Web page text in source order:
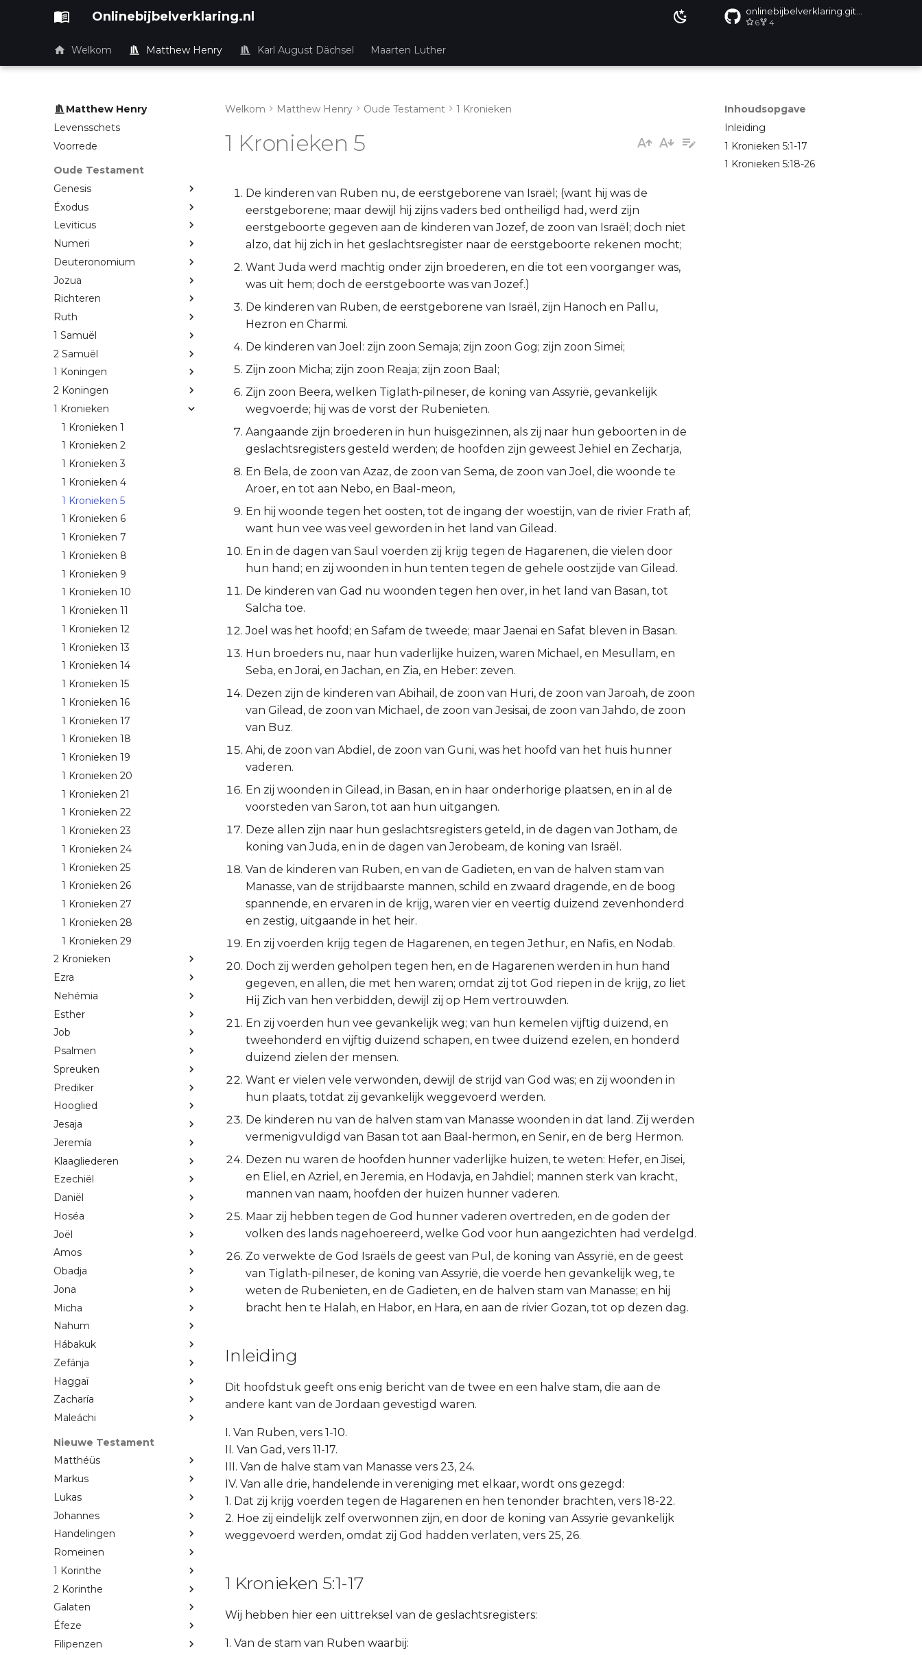
Onlinebijbelverklaring.nl 6 4
Welkom Matthew Henry Karl August Dächsel Maarten Luther
Matthew Henry
Levensschets
Voorrede
Oude Testament
Genesis
Éxodus
Leviticus
Numeri
Deuteronomium
Jozua
Richteren
Ruth
1 Samuël
2 Samuël
1 Koningen
2 Koningen
1 Kronieken
1 Kronieken 1
1 Kronieken 2
1 Kronieken 3
1 Kronieken 4
1 Kronieken 5
1 Kronieken 6
1 Kronieken 7
1 Kronieken 8
1 Kronieken 9
1 Kronieken 10
1 Kronieken 11
1 Kronieken 12
1 Kronieken 13
1 Kronieken 14
1 Kronieken 15
1 Kronieken 16
1 Kronieken 17
1 Kronieken 18
1 Kronieken 19
1 Kronieken 20
1 Kronieken 21
1 Kronieken 22
1 Kronieken 23
1 Kronieken 24
1 Kronieken 25
1 Kronieken 26
1 Kronieken 27
1 Kronieken 28
1 Kronieken 29
2 Kronieken
Ezra
Nehémia
Esther
Job
Psalmen
Spreuken
Prediker
Hooglied
Jesaja
Jeremía
Klaagliederen
Ezechiël
Daniël
Hoséa
Joël
Amos
Obadja
Jona
Micha
Nahum
Hábakuk
Zefánja
Haggaï
Zacharía
Maleáchi
Nieuwe Testament
Matthéüs
Markus
Lukas
Johannes
Handelingen
Romeinen
1 Korinthe
2 Korinthe
Galaten
Éfeze
Filipenzen
Inhoudsopgave
Inleiding
1 Kronieken 5:1-17
1 Kronieken 5:18-26
Welkom Matthew Henry Oude Testament 1 Kronieken
1 Kronieken 5
De kinderen van Ruben nu, de eerstgeborene van Israël; (want hij was de
eerstgeborene; maar dewijl hij zijns vaders bed ontheiligd had, werd zijn
eerstgeboorte gegeven aan de kinderen van Jozef, de zoon van Israël; doch niet
alzo, dat hij zich in het geslachtsregister naar de eerstgeboorte rekenen mocht;
Want Juda werd machtig onder zijn broederen, en die tot een voorganger was,
was uit hem; doch de eerstgeboorte was van Jozef.)
De kinderen van Ruben, de eerstgeborene van Israël, zijn Hanoch en Pallu,
Hezron en Charmi.
De kinderen van Joel: zijn zoon Semaja; zijn zoon Gog; zijn zoon Simei;
Zijn zoon Micha; zijn zoon Reaja; zijn zoon Baal;
Zijn zoon Beera, welken Tiglath-pilneser, de koning van Assyrië, gevankelijk
wegvoerde; hij was de vorst der Rubenieten.
Aangaande zijn broederen in hun huisgezinnen, als zij naar hun geboorten in de
geslachtsregisters gesteld werden; de hoofden zijn geweest Jehiel en Zecharja,
En Bela, de zoon van Azaz, de zoon van Sema, de zoon van Joel, die woonde te
Aroer, en tot aan Nebo, en Baal-meon,
En hij woonde tegen het oosten, tot de ingang der woestijn, van de rivier Frath af;
want hun vee was veel geworden in het land van Gilead.
En in de dagen van Saul voerden zij krijg tegen de Hagarenen, die vielen door
hun hand; en zij woonden in hun tenten tegen de gehele oostzijde van Gilead.
De kinderen van Gad nu woonden tegen hen over, in het land van Basan, tot
Salcha toe.
Joel was het hoofd; en Safam de tweede; maar Jaenai en Safat bleven in Basan.
Hun broeders nu, naar hun vaderlijke huizen, waren Michael, en Mesullam, en
Seba, en Jorai, en Jachan, en Zia, en Heber: zeven.
Dezen zijn de kinderen van Abihail, de zoon van Huri, de zoon van Jaroah, de zoon
van Gilead, de zoon van Michael, de zoon van Jesisai, de zoon van Jahdo, de zoon
van Buz.
Ahi, de zoon van Abdiel, de zoon van Guni, was het hoofd van het huis hunner
vaderen.
En zij woonden in Gilead, in Basan, en in haar onderhorige plaatsen, en in al de
voorsteden van Saron, tot aan hun uitgangen.
Deze allen zijn naar hun geslachtsregisters geteld, in de dagen van Jotham, de
koning van Juda, en in de dagen van Jerobeam, de koning van Israël.
Van de kinderen van Ruben, en van de Gadieten, en van de halven stam van
Manasse, van de strijdbaarste mannen, schild en zwaard dragende, en de boog
spannende, en ervaren in de krijg, waren vier en veertig duizend zevenhonderd
en zestig, uitgaande in het heir.
En zij voerden krijg tegen de Hagarenen, en tegen Jethur, en Nafis, en Nodab.
Doch zij werden geholpen tegen hen, en de Hagarenen werden in hun hand
gegeven, en allen, die met hen waren; omdat zij tot God riepen in de krijg, zo liet
Hij Zich van hen verbidden, dewijl zij op Hem vertrouwden.
En zij voerden hun vee gevankelijk weg; van hun kemelen vijftig duizend, en
tweehonderd en vijftig duizend schapen, en twee duizend ezelen, en honderd
duizend zielen der mensen.
Want er vielen vele verwonden, dewijl de strijd van God was; en zij woonden in
hun plaats, totdat zij gevankelijk weggevoerd werden.
De kinderen nu van de halven stam van Manasse woonden in dat land. Zij werden
vermenigvuldigd van Basan tot aan Baal-hermon, en Senir, en de berg Hermon.
Dezen nu waren de hoofden hunner vaderlijke huizen, te weten: Hefer, en Jisei,
en Eliel, en Azriel, en Jeremia, en Hodavja, en Jahdiel; mannen sterk van kracht,
mannen van naam, hoofden der huizen hunner vaderen.
Maar zij hebben tegen de God hunner vaderen overtreden, en de goden der
volken des lands nagehoereerd, welke God voor hun aangezichten had verdelgd.
Zo verwekte de God Israëls de geest van Pul, de koning van Assyrië, en de geest
van Tiglath-pilneser, de koning van Assyrië, die voerde hen gevankelijk weg, te
weten de Rubenieten, en de Gadieten, en de halven stam van Manasse; en hij
bracht hen te Halah, en Habor, en Hara, en aan de rivier Gozan, tot op dezen dag.
Inleiding
Dit hoofdstuk geeft ons enig bericht van de twee en een halve stam, die aan de
andere kant van de Jordaan gevestigd waren.
I. Van Ruben, vers 1-10.
II. Van Gad, vers 11-17.
III. Van de halve stam van Manasse vers 23, 24.
IV. Van alle drie, handelende in vereniging met elkaar, wordt ons gezegd:
1. Dat zij krijg voerden tegen de Hagarenen en hen tenonder brachten, vers 18-22.
2. Hoe zij eindelijk zelf overwonnen zijn, en door de koning van Assyrië gevankelijk
weggevoerd werden, omdat zij God hadden verlaten, vers 25, 26.
1 Kronieken 5:1-17
Wij hebben hier een uittreksel van de geslachtsregisters:
1. Van de stam van Ruben waarbij: